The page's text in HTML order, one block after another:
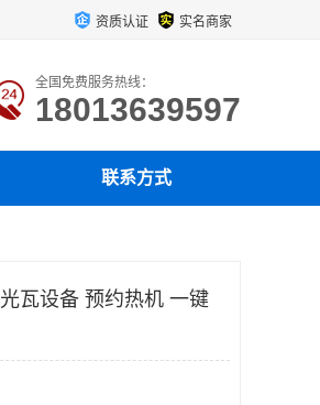
资质认证 实名商家
全国免费服务热线：
18013639597
联系方式
瓦设备 预约热机 一键